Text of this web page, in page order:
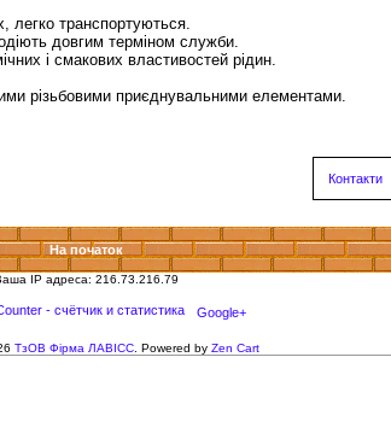
легко транспортуються.
довгим терміном служби.
і смакових властивостей рідин.
різьбовими приєднувальними елементами.
Контакти
На початок
IP адреса: 216.73.216.79
Google+
ТзОВ Фірма ЛАВІСС. Powered by Zen Cart